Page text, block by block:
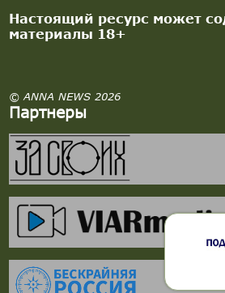
Настоящий ресурс может
материалы 18+
© ANNA NEWS 2026
Партнеры